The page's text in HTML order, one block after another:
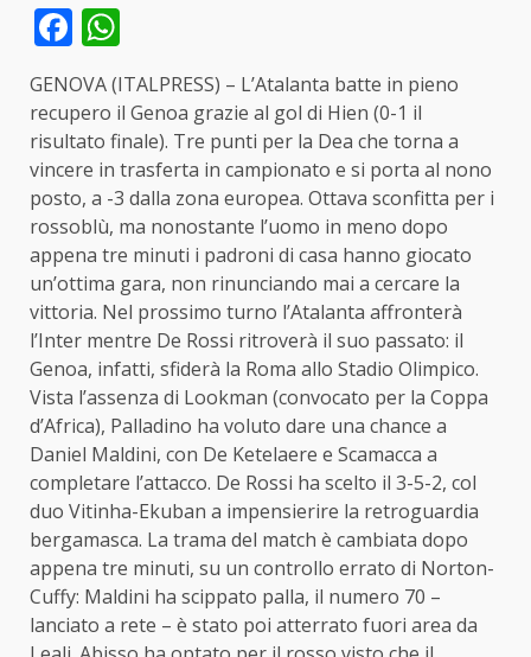
Facebook
GENOVA (ITALPRESS) – L’Atalanta batte in pieno
recupero il Genoa grazie al gol di Hien (0-1 il
risultato finale). Tre punti per la Dea che torna a
vincere in trasferta in campionato e si porta al nono
posto, a -3 dalla zona europea. Ottava sconfitta per i
rossoblù, ma nonostante l’uomo in meno dopo
appena tre minuti i padroni di casa hanno giocato
un’ottima gara, non rinunciando mai a cercare la
vittoria. Nel prossimo turno l’Atalanta affronterà
l’Inter mentre De Rossi ritroverà il suo passato: il
Genoa, infatti, sfiderà la Roma allo Stadio Olimpico.
Vista l’assenza di Lookman (convocato per la Coppa
d’Africa), Palladino ha voluto dare una chance a
Daniel Maldini, con De Ketelaere e Scamacca a
completare l’attacco. De Rossi ha scelto il 3-5-2, col
duo Vitinha-Ekuban a impensierire la retroguardia
bergamasca. La trama del match è cambiata dopo
appena tre minuti, su un controllo errato di Norton-
Cuffy: Maldini ha scippato palla, il numero 70 –
lanciato a rete – è stato poi atterrato fuori area da